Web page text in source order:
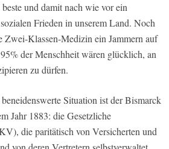
und damit nach wie vor ein
Frieden in unserem Land. Noch
Zwei-Klassen-Medizin ein Jammern auf
der Menschheit wären glücklich, an
zu dürfen.
Situation ist der Bismarck
Jahr 1883: die Gesetzliche
die paritätisch von Versicherten und